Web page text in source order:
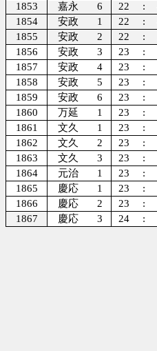
1853
嘉永 6 22 :
1854
安政 1 22 :
1855
安政 2 22 :
1856
安政 3 23 :
1857
安政 4 23 :
1858
安政 5 23 :
1859
安政 6 23 :
1860
万延 1 23 :
1861
文久 1 23 :
1862
文久 2 23 :
1863
文久 3 23 :
1864
元治 1 23 :
1865
慶応 1 23 :
1866
慶応 2 23 :
1867
慶応 3 24 :